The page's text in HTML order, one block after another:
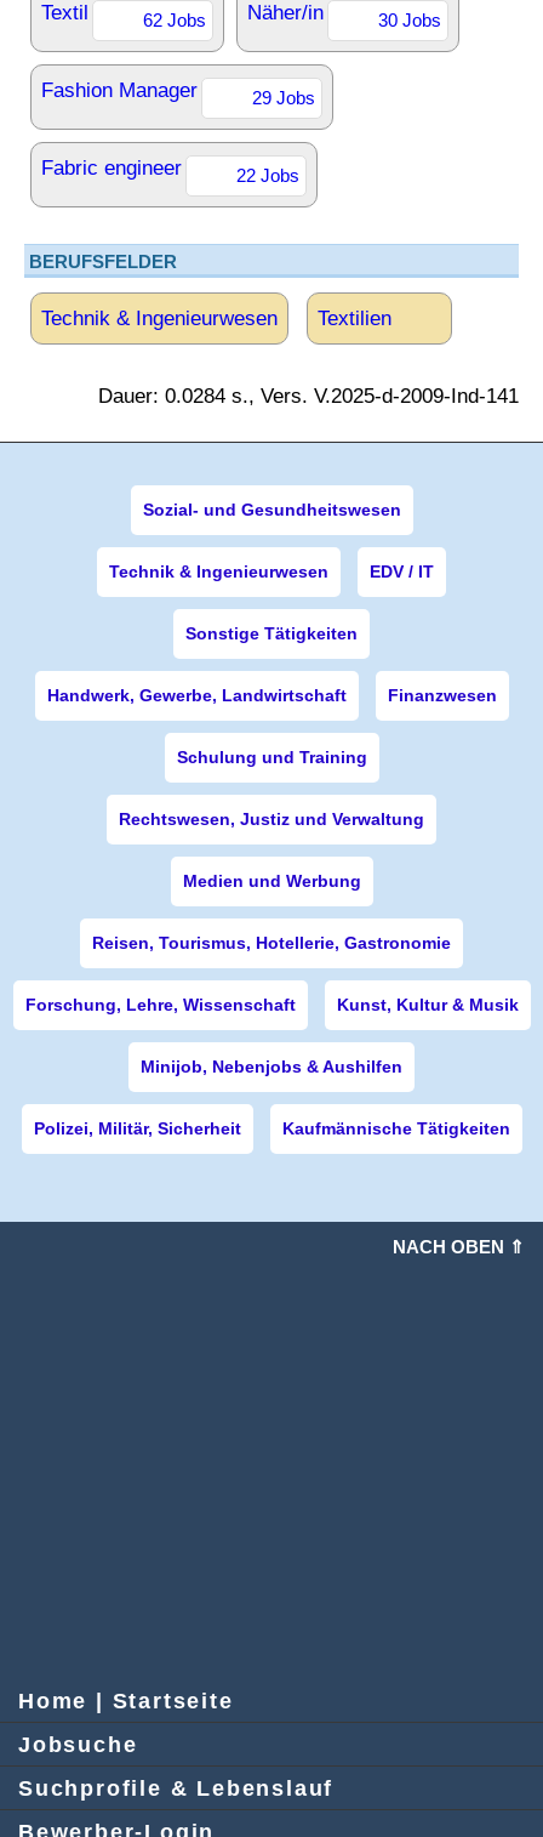
Textil 62 Jobs Näher/in 30 Jobs
Fashion Manager 29 Jobs
Fabric engineer 22 Jobs
BERUFSFELDER
Technik & Ingenieurwesen Textilien
Dauer: 0.0284 s., Vers. V.2025-d-2009-Ind-141
Sozial- und Gesundheitswesen
Technik & Ingenieurwesen EDV / IT
Sonstige Tätigkeiten
Handwerk, Gewerbe, Landwirtschaft Finanzwesen
Schulung und Training
Rechtswesen, Justiz und Verwaltung
Medien und Werbung
Reisen, Tourismus, Hotellerie, Gastronomie
Forschung, Lehre, Wissenschaft Kunst, Kultur & Musik
Minijob, Nebenjobs & Aushilfen
Polizei, Militär, Sicherheit Kaufmännische Tätigkeiten
NACH OBEN ⇑
Home | Startseite
Jobsuche
Suchprofile & Lebenslauf
Bewerber-Login